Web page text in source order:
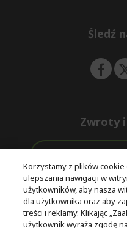
Śledź
Zwroty
Darmowa
ekspresowa
dostawa
Korzystamy z plików
ulepszania nawigacji w
użytkowników, aby nasza
dla użytkownika oraz aby
treści i reklamy. Klikając
użytkownik wyraża zgodę